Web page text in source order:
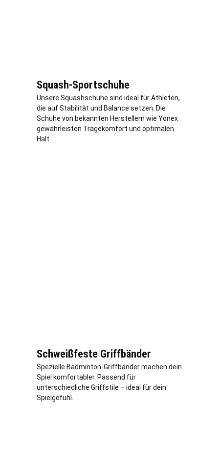
Squash-Sportschuhe
Unsere Squashschuhe sind ideal für Athleten,
die auf Stabilität und Balance setzen. Die
Schuhe von bekannten Herstellern wie Yonex
gewährleisten Tragekomfort und optimalen
Halt.
Schweißfeste Griffbänder
Spezielle Badminton-Griffbänder machen dein
Spiel komfortabler. Passend für
unterschiedliche Griffstile – ideal für dein
Spielgefühl.